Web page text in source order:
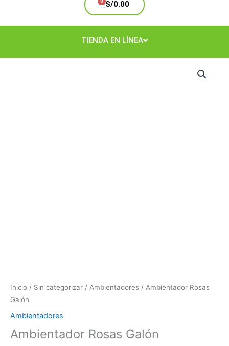
S/0.00
Cart
TIENDA EN LÍNEA
Inicio / Sin categorizar / Ambientadores / Ambientador Rosas
Galón
Ambientadores
Ambientador Rosas Galón